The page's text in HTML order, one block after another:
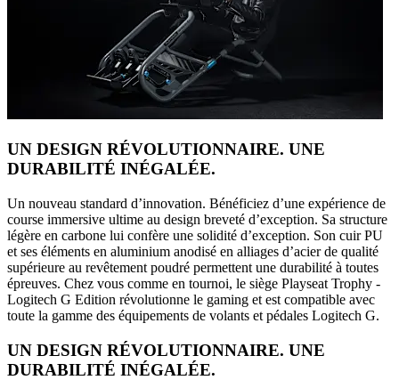
UN DESIGN RÉVOLUTIONNAIRE. UNE
DURABILITÉ INÉGALÉE.
Un nouveau standard d’innovation. Bénéficiez d’une expérience de
course immersive ultime au design breveté d’exception. Sa structure
légère en carbone lui confère une solidité d’exception. Son cuir PU
et ses éléments en aluminium anodisé en alliages d’acier de qualité
supérieure au revêtement poudré permettent une durabilité à toutes
épreuves. Chez vous comme en tournoi, le siège Playseat Trophy -
Logitech G Edition révolutionne le gaming et est compatible avec
toute la gamme des équipements de volants et pédales Logitech G.
UN DESIGN RÉVOLUTIONNAIRE. UNE
DURABILITÉ INÉGALÉE.